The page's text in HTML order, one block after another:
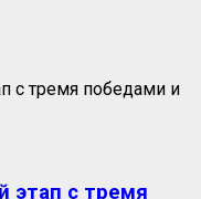
этап с тремя